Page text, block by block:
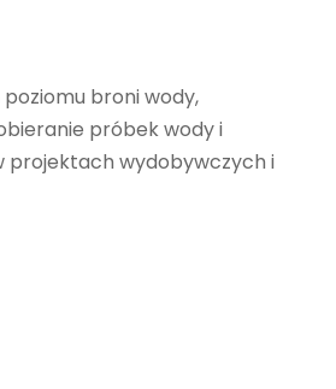
broni wody,
próbek wody i
projektach wydobywczych i